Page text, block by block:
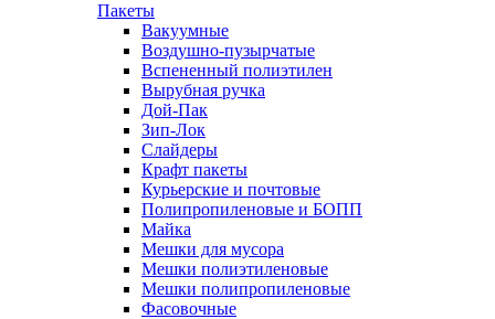
Пакеты
Вакуумные
Воздушно-пузырчатые
Вспененный полиэтилен
Вырубная ручка
Дой-Пак
Зип-Лок
Слайдеры
Крафт пакеты
Курьерские и почтовые
Полипропиленовые и БОПП
Майка
Мешки для мусора
Мешки полиэтиленовые
Мешки полипропиленовые
Фасовочные